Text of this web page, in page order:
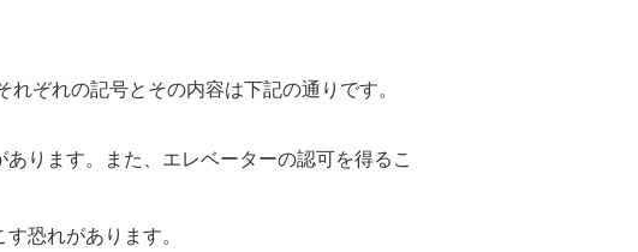
ぞれの記号とその内容は下記の通りです。
ります。また、エレベーターの認可を得るこ
恐れがあります。